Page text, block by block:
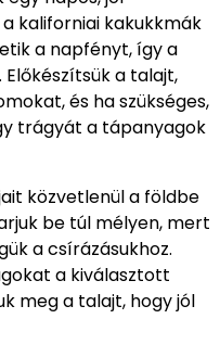
kaliforniai kakukkmák
a napfényt, így a
a talajt,
és ha szükséges,
trágyát a tápanyagok
közvetlenül a földbe
be túl mélyen, mert
a csírázásukhoz.
a kiválasztott
meg a talajt, hogy jól